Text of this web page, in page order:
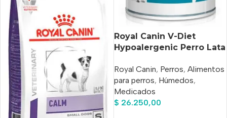
Royal Canin V-Diet
Hypoalergenic Perro Lata
Royal Canin, Perros, Alimentos
para perros, Húmedos,
Medicados
$ 26.250,00